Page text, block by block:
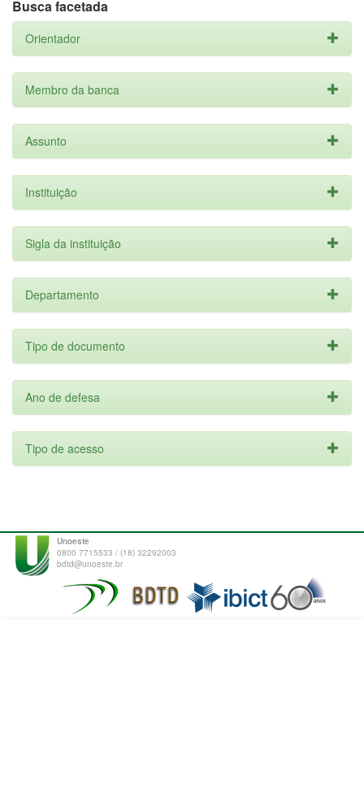
Busca facetada
Orientador
Membro da banca
Assunto
Instituição
Sigla da instituição
Departamento
Tipo de documento
Ano de defesa
Tipo de acesso
Unoeste
0800 7715533 / (18) 32292003
bdtd@unoeste.br